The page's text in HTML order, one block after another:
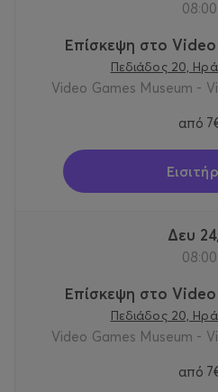
08:00
Επίσκεψη στο
Πεδιάδος 20,
Video Games Museum -
από
Δευ
08:00
Επίσκεψη στο
Πεδιάδος 20,
Video Games Museum -
από